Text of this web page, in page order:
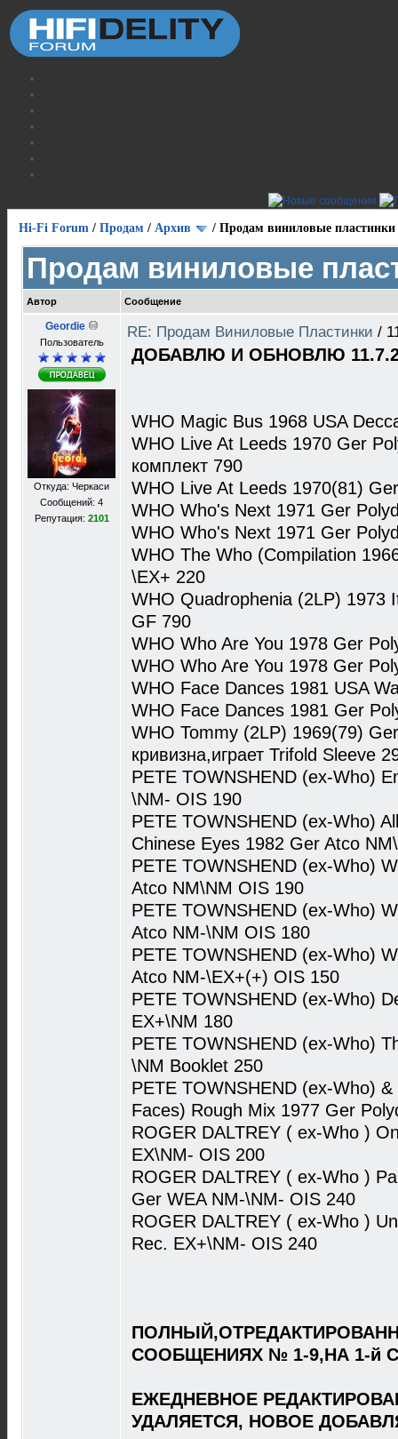
Hi-Fi Forum / Продам / Архив / Продам виниловые пластинки
Продам виниловые
Автор Сообщение
Geordie
Пользователь
Откуда: Черкаси
Сообщений: 4
Репутация: 2101
RE: Продам Виниловые Пластинки /
ДОБАВЛЮ И ОБНОВЛЮ
WHO Magic Bus 1968 USA
WHO Live At Leeds 1970 Ger
комплект 790
WHO Live At Leeds 1970(81)
WHO Who's Next 1971 Ger
WHO Who's Next 1971 Ger
WHO The Who (Compilation
\EX+ 220
WHO Quadrophenia (2LP) 1973
GF 790
WHO Who Are You 1978 Ger
WHO Who Are You 1978 Ger
WHO Face Dances 1981 USA
WHO Face Dances 1981 Ger
WHO Tommy (2LP) 1969(79)
кривизна,играет Trifold Sleeve
PETE TOWNSHEND (ex-Who)
\NM- OIS 190
PETE TOWNSHEND (ex-Who)
Chinese Eyes 1982 Ger Atco
PETE TOWNSHEND (ex-Who)
Atco NM\NM OIS 190
PETE TOWNSHEND (ex-Who)
Atco NM-\NM OIS 180
PETE TOWNSHEND (ex-Who)
Atco NM-\EX+(+) OIS 150
PETE TOWNSHEND (ex-Who)
EX+\NM 180
PETE TOWNSHEND (ex-Who)
\NM Booklet 250
PETE TOWNSHEND (ex-Who)
Faces) Rough Mix 1977 Ger
ROGER DALTREY ( ex-Who )
EX\NM- OIS 200
ROGER DALTREY ( ex-Who )
Ger WEA NM-\NM- OIS 240
ROGER DALTREY ( ex-Who )
Rec. EX+\NM- OIS 240
СООБЩЕНИЯХ № 1-9,НА 1-й
ЕЖЕДНЕВНОЕ
УДАЛЯЕТСЯ, НОВОЕ